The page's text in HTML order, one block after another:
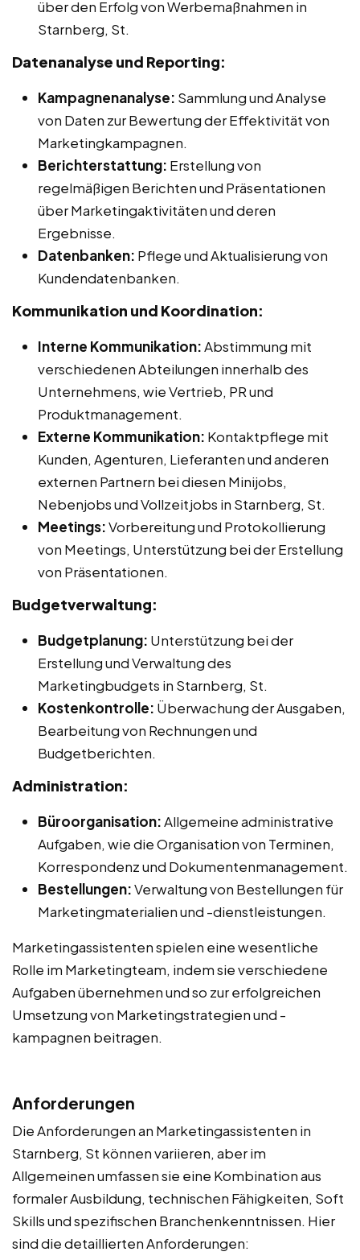
über den Erfolg von Werbemaßnahmen in
Starnberg, St.
Datenanalyse und Reporting:
Kampagnenanalyse: Sammlung und Analyse
von Daten zur Bewertung der Effektivität von
Marketingkampagnen.
Berichterstattung: Erstellung von
regelmäßigen Berichten und Präsentationen
über Marketingaktivitäten und deren
Ergebnisse.
Datenbanken: Pflege und Aktualisierung von
Kundendatenbanken.
Kommunikation und Koordination:
Interne Kommunikation:Abstimmung mit
verschiedenen Abteilungen innerhalb des
Unternehmens, wie Vertrieb, PR und
Produktmanagement.
Externe Kommunikation: Kontaktpflege mit
Kunden, Agenturen, Lieferanten und anderen
externen Partnern bei diesen Minijobs,
Nebenjobs und Vollzeitjobs in Starnberg, St.
Meetings:Vorbereitung und Protokollierung
von Meetings, Unterstützung bei der Erstellung
von Präsentationen.
Budgetverwaltung:
Budgetplanung: Unterstützung bei der
Erstellung und Verwaltung des
Marketingbudgets in Starnberg, St.
Kostenkontrolle: Überwachung der Ausgaben,
Bearbeitung von Rechnungen und
Budgetberichten.
Administration:
Büroorganisation:Allgemeine administrative
Aufgaben, wie die Organisation von Terminen,
Korrespondenz und Dokumentenmanagement.
Bestellungen:Verwaltung von Bestellungen für
Marketingmaterialien und -dienstleistungen.
Marketingassistenten spielen eine wesentliche
Rolle im Marketingteam, indem sie verschiedene
Aufgaben übernehmen und so zur erfolgreichen
Umsetzung von Marketingstrategien und -
kampagnen beitragen.
Anforderungen
Die Anforderungen an Marketingassistenten in
Starnberg, St können variieren, aber im
Allgemeinen umfassen sie eine Kombination aus
formaler Ausbildung, technischen Fähigkeiten, Soft
Skills und spezifischen Branchenkenntnissen. Hier
sind die detaillierten Anforderungen: